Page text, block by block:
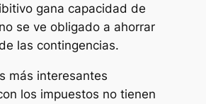
gana capacidad de
se ve obligado a ahorrar
las contingencias.
más interesantes
los impuestos no tienen